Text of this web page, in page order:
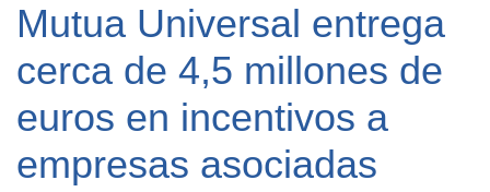
Mutua Universal entrega
cerca de 4,5 millones de
euros en incentivos a
empresas asociadas